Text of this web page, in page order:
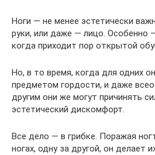
Ноги — не менее эстетически
руки, или даже — лицо. Особенно
когда приходит пор открытой
Но, в то время, когда для одних
предметом гордости, и даже
другим они же могут причинять
эстетический дискомфорт.
Все дело — в грибке. Поражая
ногах, одну за другой, он делает